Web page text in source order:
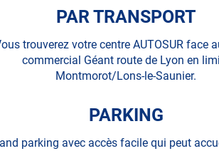
bientôt chez AUTOSUR MONTMOROT
à vérifier auprès du centre
PAR TRANSPORT
trouverez votre centre AUTOSUR face
commercial Géant route de Lyon en
Montmorot/Lons-le-Saunier.
PARKING
parking avec accès facile qui peut